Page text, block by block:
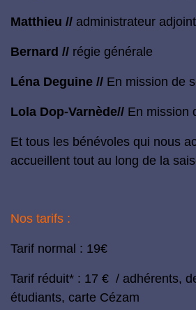
Matthieu // administrateur adjoint
Bernard // régie générale
Léna Deguine // En mission de
Lola Dop-Varnède// En mission
Et tous les bénévoles qui nous
accueillent tout au long de la
Nos tarifs :
Tarif normal : 19€
Tarif réduit* : 17 € / adhérents,
étudiants, carte Cézam